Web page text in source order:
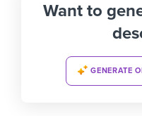
Want to
GENERATE